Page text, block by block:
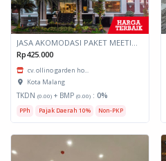
JASA AKOMODASI PAKET MEETING FULLDAY HOTEL KOTA MALANG
Rp425.000
cv. ollino garden ho...
Kota Malang
TKDN (0.00) + BMP (0.00) : 0%
PPh Pajak Daerah 10% Non-PKP